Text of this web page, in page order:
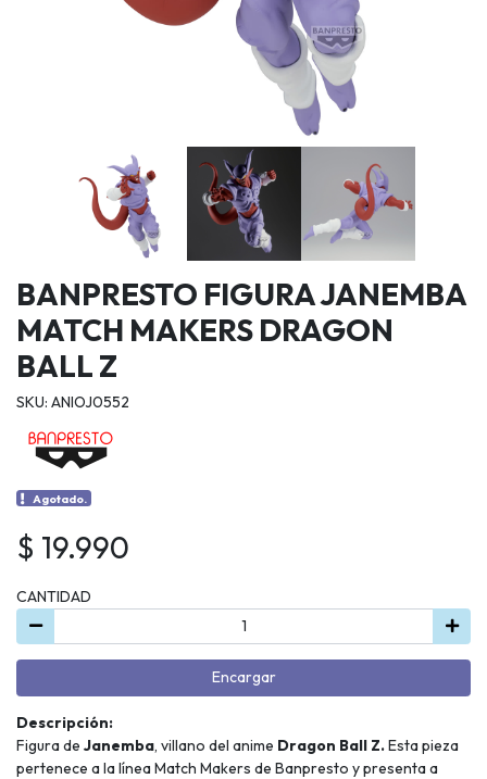
BANPRESTO FIGURA JANEMBA
MATCH MAKERS DRAGON
BALL Z
SKU: ANIOJ0552
Agotado.
$ 19.990
CANTIDAD
Encargar
Descripción:
Figura de Janemba, villano del anime Dragon Ball Z.Esta pieza
pertenece a la línea Match Makers de Banpresto y presenta a